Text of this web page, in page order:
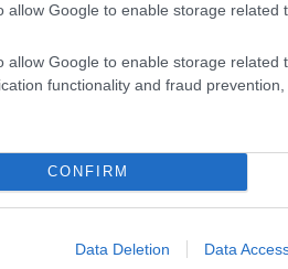
allow Google to enable storage related
allow Google to enable storage related
functionality and fraud
CONFIRM
Data Deletion Data